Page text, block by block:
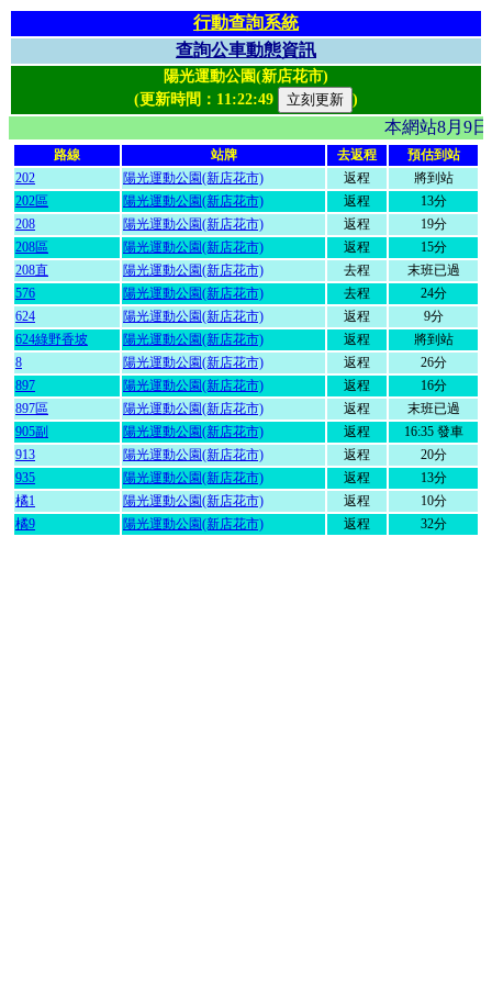
行動查詢系統
查詢公車動態資訊
陽光運動公園(新店花市)
(更新時間： 11:22:49 )
本網站8月9
路線 站牌 去返程
預估到站
202
陽光運動公園(新店花市) 返程
將到站
202區
陽光運動公園(新店花市) 返程
13分
208
陽光運動公園(新店花市) 返程
19分
208區
陽光運動公園(新店花市) 返程
15分
208直
陽光運動公園(新店花市) 去程
末班已過
576
陽光運動公園(新店花市) 去程
24分
624
陽光運動公園(新店花市) 返程
9分
624綠野香坡
陽光運動公園(新店花市) 返程
將到站
8
陽光運動公園(新店花市) 返程
26分
897
陽光運動公園(新店花市) 返程
16分
897區
陽光運動公園(新店花市) 返程
末班已過
905副
陽光運動公園(新店花市) 返程
16:35 發車
913
陽光運動公園(新店花市) 返程
20分
935
陽光運動公園(新店花市) 返程
13分
橘1
陽光運動公園(新店花市) 返程
10分
橘9
陽光運動公園(新店花市) 返程 32分